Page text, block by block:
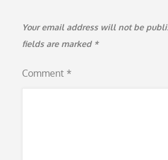
Your email address will not be
fields are marked *
Comment *